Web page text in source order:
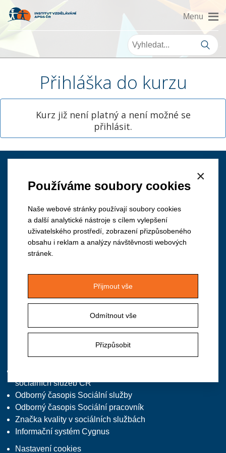
×
Používáme soubory cookies
Naše webové stránky používají soubory cookies
a další analytické nástroje s cílem vylepšení
uživatelského prostředí, zobrazení přizpůsobeného
obsahu i reklam a analýzy návštěvnosti webových
stránek.
Přijmout vše
Odmítnout vše
Přizpůsobit
Přihláška do kurzu
Kurz již není platný a není možné se
přihlásit.
Kontakt
T/F: +420 381 213 332, předvolba 2
E:institut@apsscr.cz
www.institutvzdelavani.cz
Zajímavé odkazy
sociálních služeb ČR
Odborný časopis Sociální služby
Odborný časopis Sociální pracovník
Značka kvality v sociálních službách
Informační systém Cygnus
Nastavení cookies